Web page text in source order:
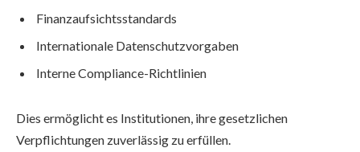
Finanzaufsichtsstandards
Internationale Datenschutzvorgaben
Interne Compliance-Richtlinien
Dies ermöglicht es Institutionen, ihre gesetzlichen
Verpflichtungen zuverlässig zu erfüllen.